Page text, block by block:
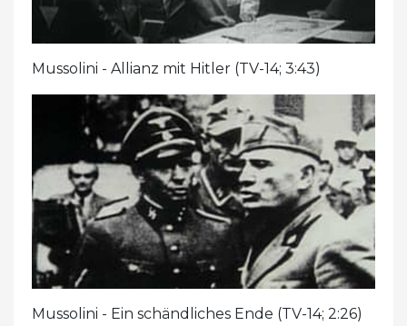
Mussolini - Allianz mit Hitler (TV-14; 3:43)
Mussolini - Ein schändliches Ende (TV-14; 2:26)